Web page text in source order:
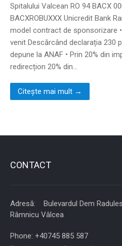
Spitalului Valcean RO 94 BACX
BACXROBUXXX Unicredit Bank
model contract de sponsorizare
venit Descărcând declarația 230
depune la ANAF • Prin 20% din
redirecțion 20% din…
Citește mai mult →
CONTACT
Adresă: Bulevardul Dem
Râmnicu Vâlcea
Phone: +40745 885 587